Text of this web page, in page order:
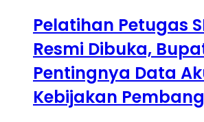
Pelatihan Petugas
Resmi Dibuka,
Pentingnya Data
Kebijakan